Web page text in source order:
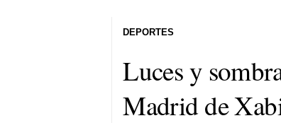
Luces y
Madrid de
DEPORTES